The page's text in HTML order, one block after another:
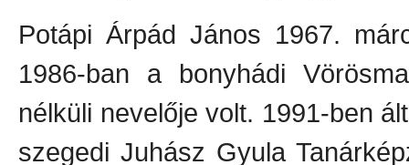
Potápi Árpád János 1967.
1986-ban a bonyhádi
nélküli nevelője volt. 1991-ben
szegedi Juhász Gyula